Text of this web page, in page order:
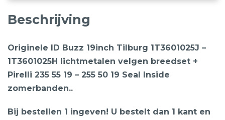
Beschrijving
Originele ID Buzz 19inch Tilburg 1T3601025J –
1T3601025H lichtmetalen velgen breedset +
Pirelli 235 55 19 – 255 50 19 Seal Inside
zomerbanden..
Bij bestellen 1 ingeven! U bestelt dan 1 kant en